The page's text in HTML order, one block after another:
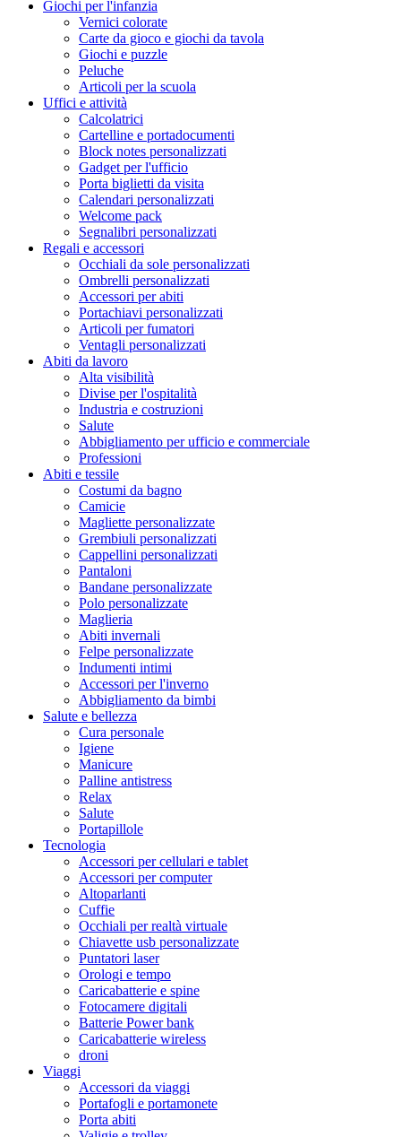
Giochi per l'infanzia
Vernici colorate
Carte da gioco e giochi da tavola
Giochi e puzzle
Peluche
Articoli per la scuola
Uffici e attività
Calcolatrici
Cartelline e portadocumenti
Block notes personalizzati
Gadget per l'ufficio
Porta biglietti da visita
Calendari personalizzati
Welcome pack
Segnalibri personalizzati
Regali e accessori
Occhiali da sole personalizzati
Ombrelli personalizzati
Accessori per abiti
Portachiavi personalizzati
Articoli per fumatori
Ventagli personalizzati
Abiti da lavoro
Alta visibilità
Divise per l'ospitalità
Industria e costruzioni
Salute
Abbigliamento per ufficio e commerciale
Professioni
Abiti e tessile
Costumi da bagno
Camicie
Magliette personalizzate
Grembiuli personalizzati
Cappellini personalizzati
Pantaloni
Bandane personalizzate
Polo personalizzate
Maglieria
Abiti invernali
Felpe personalizzate
Indumenti intimi
Accessori per l'inverno
Abbigliamento da bimbi
Salute e bellezza
Cura personale
Igiene
Manicure
Palline antistress
Relax
Salute
Portapillole
Tecnologia
Accessori per cellulari e tablet
Accessori per computer
Altoparlanti
Cuffie
Occhiali per realtà virtuale
Chiavette usb personalizzate
Puntatori laser
Orologi e tempo
Caricabatterie e spine
Fotocamere digitali
Batterie Power bank
Caricabatterie wireless
droni
Viaggi
Accessori da viaggi
Portafogli e portamonete
Porta abiti